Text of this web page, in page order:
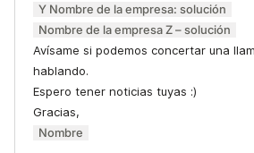
Y Nombre de la empresa: solución
Nombre de la empresa Z – solución
Avísame si podemos concertar una
hablando.
Espero tener noticias tuyas :)
Gracias,
Nombre